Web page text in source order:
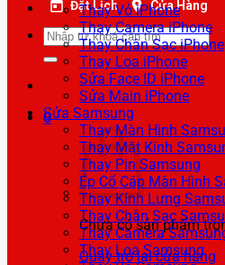
Đặt Lịch Cửa Hàng
Tìm
kiếm:
0
Chưa có sản phẩm
Quay trở lại cửa hàng
Thay Vỏ iPhone
Thay Camera iPhone
Thay Chân Sạc iPhone
Thay Loa iPhone
Sửa Face ID iPhone
Sửa Main iPhone
Sửa Samsung
Thay Màn Hình
Thay Mặt Kính
Thay Pin Samsung
Ép Cổ Cáp Màn Hình
Thay Kính Lưng
Thay Chân Sạc
Thay Camera
Thay Loa Samsung